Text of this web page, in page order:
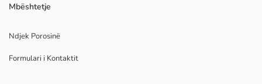
Mbështetje
Ndjek Porosinë
Formulari i Kontaktit